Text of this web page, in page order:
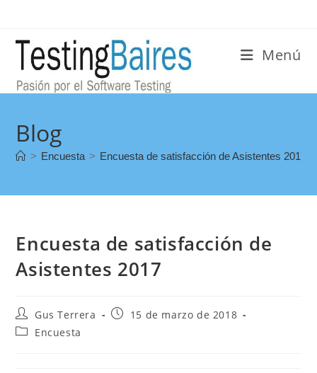
Menú
Blog
> Encuesta > Encuesta de satisfacción de Asistentes 2017
Encuesta de satisfacción de
Asistentes 2017
Gus Terrera
15 de marzo de 2018
Encuesta